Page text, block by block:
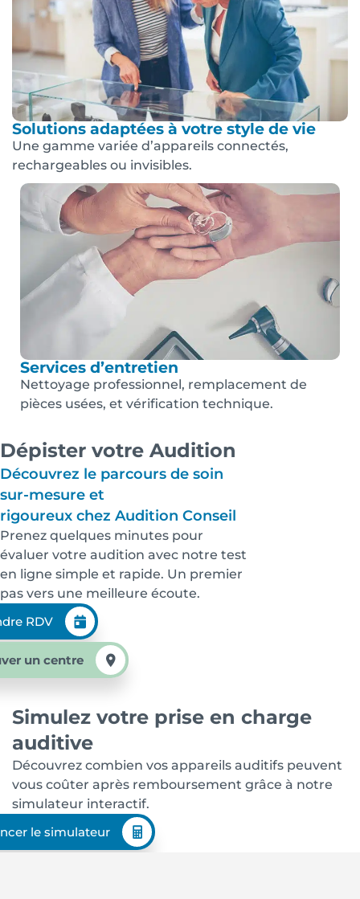
Solutions adaptées à votre style de vie
Une gamme variée d’appareils connectés,
rechargeables ou invisibles.
Services d’entretien
Nettoyage professionnel, remplacement de
pièces usées, et vérification technique.
Dépister votre Audition
Découvrez le parcours de soin
sur-mesure et
rigoureux chez Audition Conseil
Prenez quelques minutes pour
évaluer votre audition avec notre test
en ligne simple et rapide. Un premier
pas vers une meilleure écoute.
RDV
un centre
Simulez votre prise en charge
auditive
Découvrez combien vos appareils auditifs peuvent
vous coûter après remboursement grâce à notre
simulateur interactif.
le simulateur